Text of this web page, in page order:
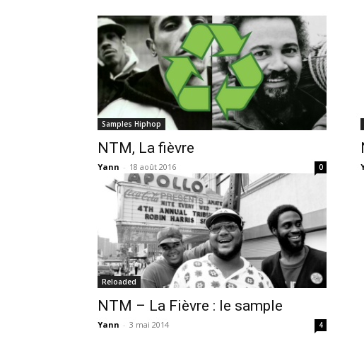
Samples Hiphop
NTM, La fièvre
Yann - 18 août 2016 0
Reloaded
NTM – La Fièvre : le sample
Yann - 3 mai 2014 4